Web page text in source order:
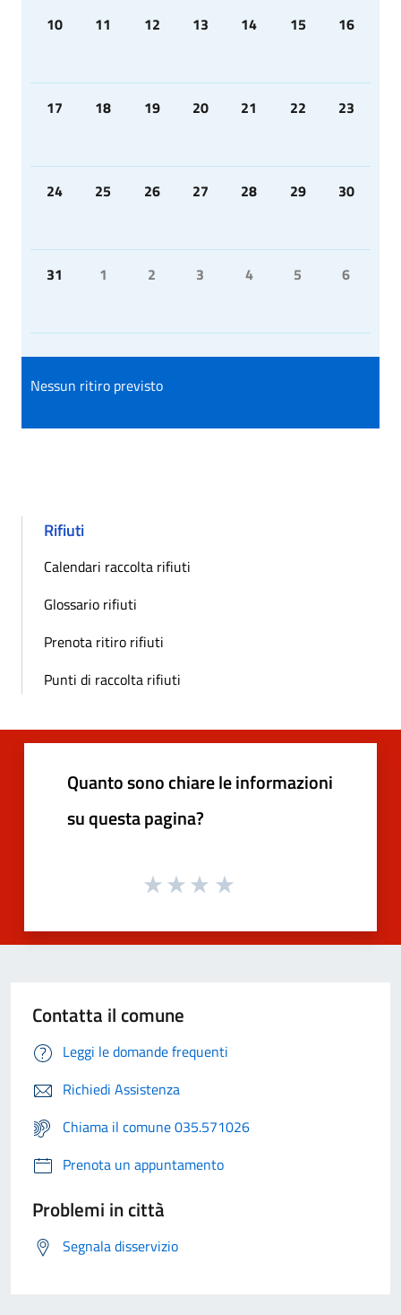
10 11 12 13 14 15 16
17 18 19 20 21 22 23
24 25 26 27 28 29 30
31 1 2 3 4 5 6
Nessun ritiro previsto
Rifiuti
Calendari raccolta rifiuti
Glossario rifiuti
Prenota ritiro rifiuti
Punti di raccolta rifiuti
Quanto sono chiare le informazioni
su questa pagina?
Contatta il comune
Leggi le domande frequenti
Richiedi Assistenza
Chiama il comune 035.571026
Prenota un appuntamento
Problemi in città
Segnala disservizio